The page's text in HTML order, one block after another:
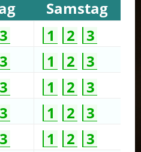
Samstag
3 1 2
3
3 1 2
3
3 1 2
3
3 1 2
3
3 1 2
3